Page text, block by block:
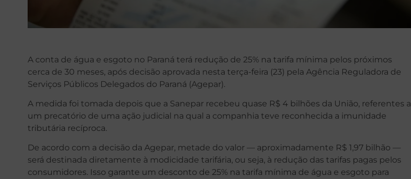
A conta de água e esgoto no Paraná terá redução de 25% na tarifa mínima pelos próximos
cerca de 30 meses, após decisão aprovada nesta terça-feira (23) pela Agência Reguladora de
Serviços Públicos Delegados do Paraná (Agepar).
A medida foi tomada depois que a Sanepar recebeu quase R$ 4 bilhões da União, referentes a
um precatório de uma ação judicial na qual a companhia teve reconhecida a imunidade
tributária recíproca.
De acordo com a decisão da Agepar, metade do valor — aproximadamente R$ 1,97 bilhão —
será destinada diretamente à modicidade tarifária, ou seja, à redução das tarifas pagas pelos
consumidores. Isso garante um desconto de 25% na tarifa mínima de água e esgoto para